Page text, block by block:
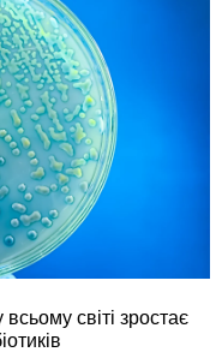
світі зростає